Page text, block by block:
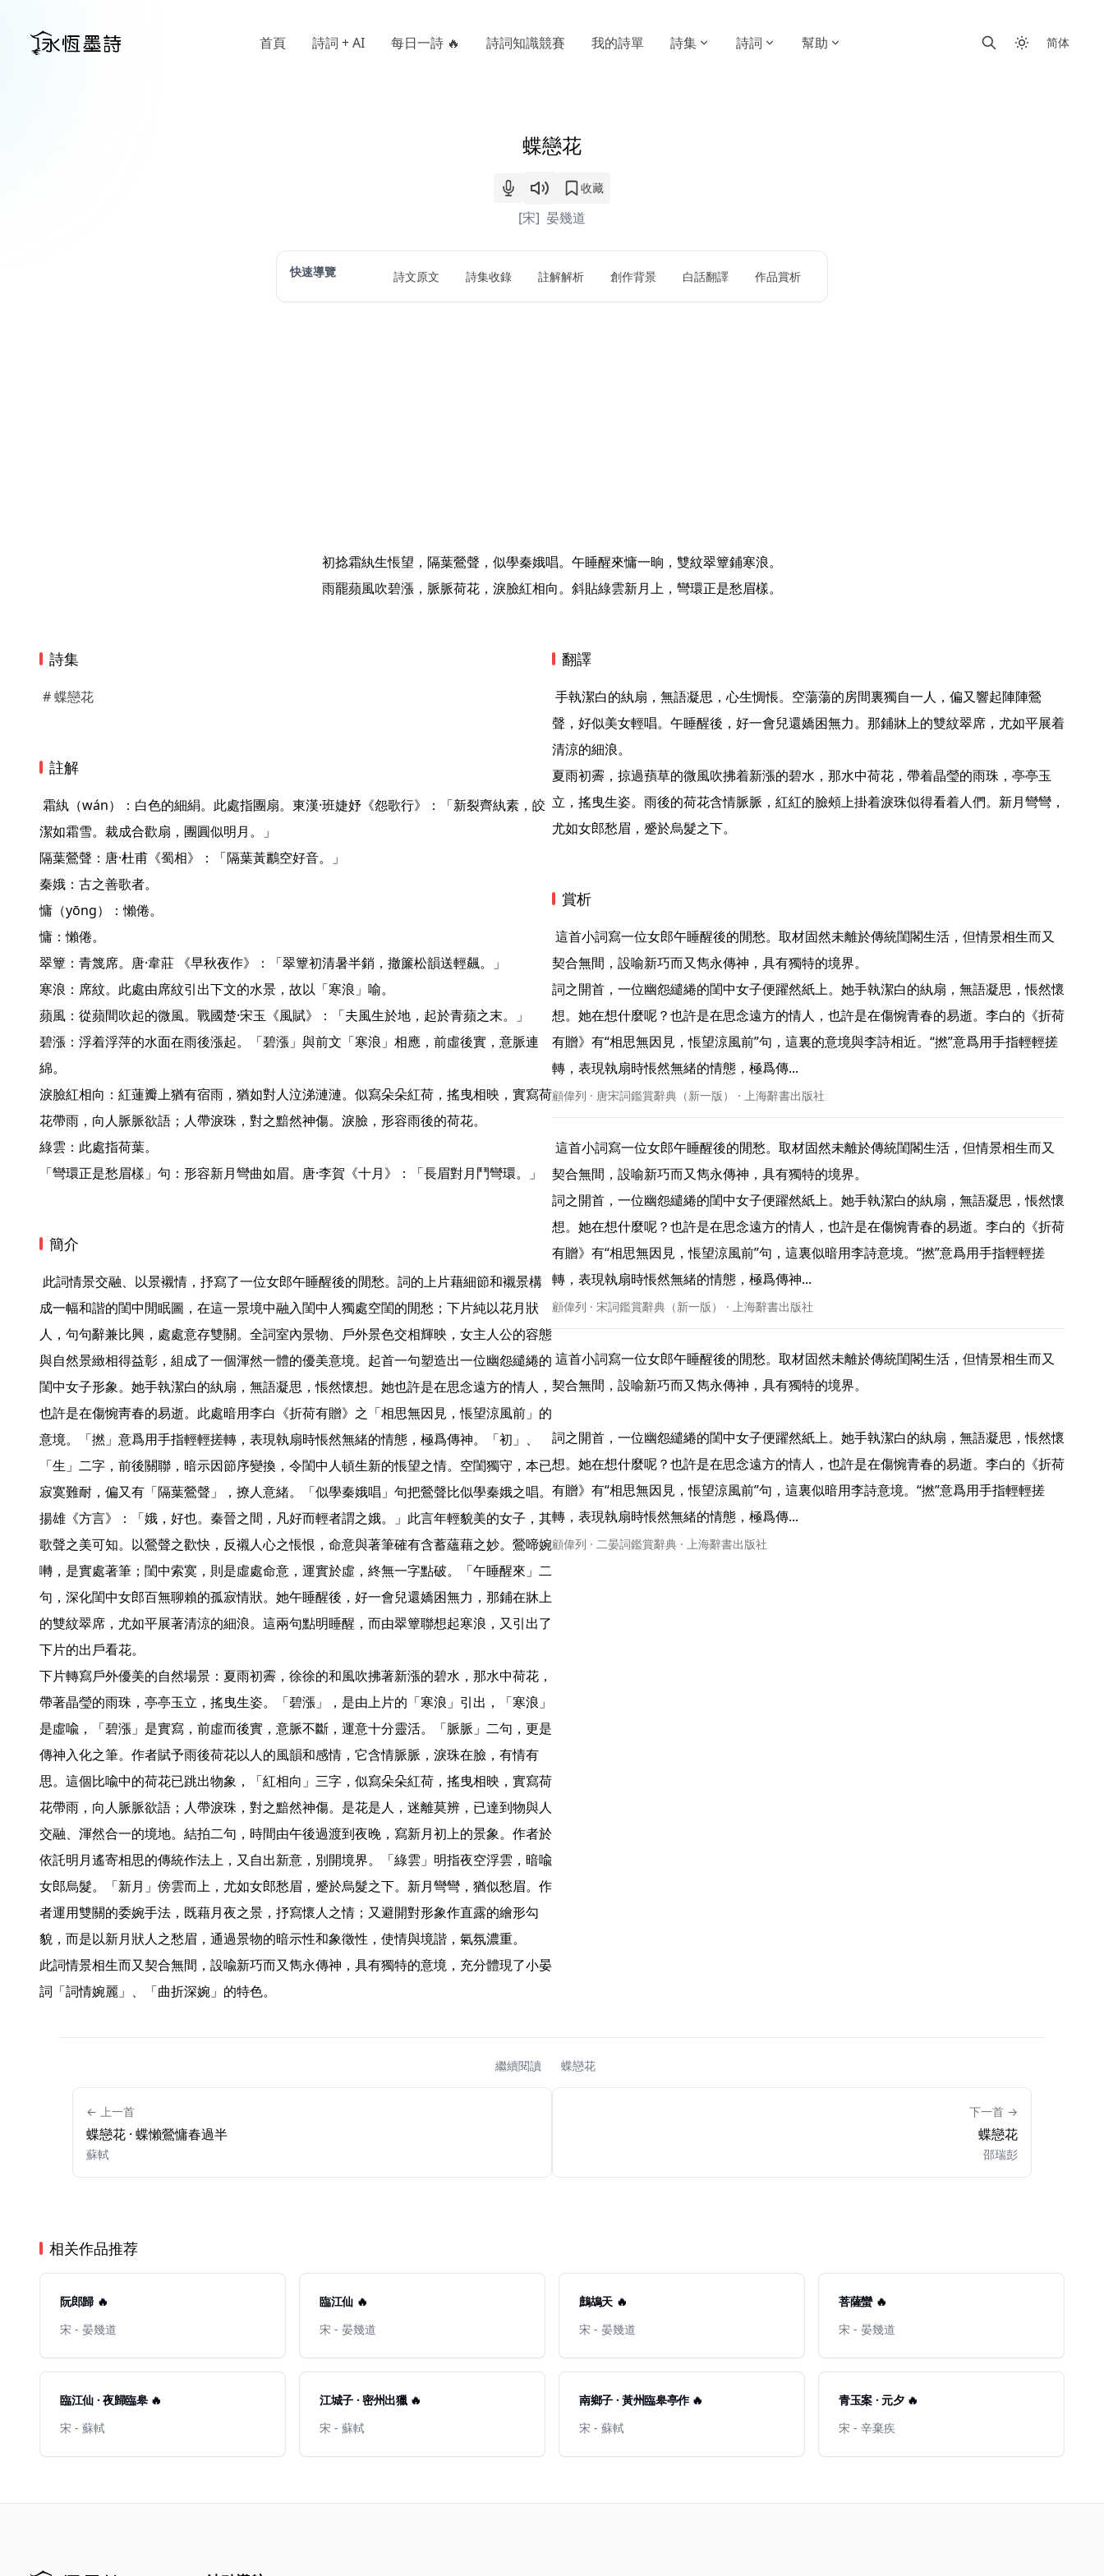
首頁 詩詞 + AI 每日一詩 🔥 詩詞知識競賽 我的詩單 詩集 詩詞 幫助 简体
蝶戀花
收藏
[宋] 晏幾道
快速導覽 詩文原文 詩集收錄 註解解析 創作背景 白話翻譯 作品賞析
初捻霜紈生悵望，隔葉鶯聲，似學秦娥唱。午睡醒來慵一晌，雙紋翠簟鋪寒浪。
雨罷蘋風吹碧漲，脈脈荷花，淚臉紅相向。斜貼綠雲新月上，彎環正是愁眉樣。
詩集
# 蝶戀花
註解
潔如霜雪。裁成合歡扇，團圓似明月。」
隔葉鶯聲：唐·杜甫《蜀相》：「隔葉黃鸝空好音。」
秦娥：古之善歌者。
慵（yōng）：懶倦。
慵：懶倦。
翠簟：青篾席。唐·韋莊 《早秋夜作》：「翠簟初清暑半銷，撤簾松韻送輕飆。」
寒浪：席紋。此處由席紋引出下文的水景，故以「寒浪」喻。
蘋風：從蘋間吹起的微風。戰國楚·宋玉《風賦》：「夫風生於地，起於青蘋之末。」
碧漲：浮着浮萍的水面在雨後漲起。「碧漲」與前文「寒浪」相應，前虛後實，意脈連
綿。
淚臉紅相向：紅蓮瓣上猶有宿雨，猶如對人泣涕漣漣。似寫朵朵紅荷，搖曳相映，實寫荷
花帶雨，向人脈脈欲語；人帶淚珠，對之黯然神傷。淚臉，形容雨後的荷花。
綠雲：此處指荷葉。
「彎環正是愁眉樣」句：形容新月彎曲如眉。唐·李賀《十月》：「長眉對月鬥彎環。」
簡介
成一幅和諧的閨中閒眠圖，在這一景境中融入閨中人獨處空閨的閒愁；下片純以花月狀
人，句句辭兼比興，處處意存雙關。全詞室內景物、戶外景色交相輝映，女主人公的容態
與自然景緻相得益彰，組成了一個渾然一體的優美意境。起首一句塑造出一位幽怨繾綣的
閨中女子形象。她手執潔白的紈扇，無語凝思，悵然懷想。她也許是在思念遠方的情人，
也許是在傷惋靑春的易逝。此處暗用李白《折荷有贈》之「相思無因見，悵望涼風前」的
意境。「撚」意爲用手指輕輕搓轉，表現執扇時悵然無緒的情態，極爲傳神。「初」、
「生」二字，前後關聯，暗示因節序變換，令閨中人頓生新的悵望之情。空閨獨守，本已
寂寞難耐，偏又有「隔葉鶯聲」，撩人意緒。「似學秦娥唱」句把鶯聲比似學秦娥之唱。
揚雄《方言》：「娥，好也。秦晉之間，凡好而輕者謂之娥。」此言年輕貌美的女子，其
歌聲之美可知。以鶯聲之歡快，反襯人心之悵恨，命意與著筆確有含蓄蘊藉之妙。鶯啼婉
囀，是實處著筆；閨中索寞，則是虛處命意，運實於虛，終無一字點破。「午睡醒來」二
句，深化閨中女郎百無聊賴的孤寂情狀。她午睡醒後，好一會兒還嬌困無力，那鋪在牀上
的雙紋翠席，尤如平展著清涼的細浪。這兩句點明睡醒，而由翠簟聯想起寒浪，又引出了
下片的出戶看花。
下片轉寫戶外優美的自然場景：夏雨初霽，徐徐的和風吹拂著新漲的碧水，那水中荷花，
帶著晶瑩的雨珠，亭亭玉立，搖曳生姿。「碧漲」，是由上片的「寒浪」引出，「寒浪」
是虛喩，「碧漲」是實寫，前虛而後實，意脈不斷，運意十分靈活。「脈脈」二句，更是
傳神入化之筆。作者賦予雨後荷花以人的風韻和感情，它含情脈脈，淚珠在臉，有情有
思。這個比喩中的荷花已跳出物象，「紅相向」三字，似寫朵朵紅荷，搖曳相映，實寫荷
花帶雨，向人脈脈欲語；人帶淚珠，對之黯然神傷。是花是人，迷離莫辨，已達到物與人
交融、渾然合一的境地。結拍二句，時間由午後過渡到夜晚，寫新月初上的景象。作者於
依託明月遙寄相思的傳統作法上，又自出新意，別開境界。「綠雲」明指夜空浮雲，暗喩
女郎烏髮。「新月」傍雲而上，尤如女郎愁眉，蹙於烏髮之下。新月彎彎，猶似愁眉。作
者運用雙關的委婉手法，既藉月夜之景，抒寫懷人之情；又避開對形象作直露的繪形勾
貌，而是以新月狀人之愁眉，通過景物的暗示性和象徵性，使情與境諧，氣氛濃重。
此詞情景相生而又契合無間，設喩新巧而又雋永傳神，具有獨特的意境，充分體現了小晏
詞「詞情婉麗」、「曲折深婉」的特色。
翻譯
聲，好似美女輕唱。午睡醒後，好一會兒還嬌困無力。那鋪牀上的雙紋翠席，尤如平展着
清涼的細浪。
夏雨初霽，掠過蕷草的微風吹拂着新漲的碧水，那水中荷花，帶着晶瑩的雨珠，亭亭玉
立，搖曳生姿。雨後的荷花含情脈脈，紅紅的臉頰上掛着淚珠似得看着人們。新月彎彎，
尤如女郎愁眉，蹙於烏髮之下。
賞析
契合無間，設喻新巧而又雋永傳神，具有獨特的境界。
詞之開首，一位幽怨繾綣的閨中女子便躍然紙上。她手執潔白的紈扇，無語凝思，悵然懷
想。她在想什麼呢？也許是在思念遠方的情人，也許是在傷惋青春的易逝。李白的《折荷
有贈》有“相思無因見，悵望涼風前”句，這裏的意境與李詩相近。“撚”意爲用手指輕輕搓
轉，表現執扇時悵然無緒的情態，極爲傳...
顧偉列 · 唐宋詞鑑賞辭典（新一版） · 上海辭書出版社
契合無間，設喻新巧而又雋永傳神，具有獨特的境界。
詞之開首，一位幽怨繾綣的閨中女子便躍然紙上。她手執潔白的紈扇，無語凝思，悵然懷
想。她在想什麼呢？也許是在思念遠方的情人，也許是在傷惋青春的易逝。李白的《折荷
有贈》有“相思無因見，悵望涼風前”句，這裏似暗用李詩意境。“撚”意爲用手指輕輕搓
轉，表現執扇時悵然無緒的情態，極爲傳神...
顧偉列 · 宋詞鑑賞辭典（新一版） · 上海辭書出版社
契合無間，設喻新巧而又雋永傳神，具有獨特的境界。
詞之開首，一位幽怨繾綣的閨中女子便躍然紙上。她手執潔白的紈扇，無語凝思，悵然懷
想。她在想什麼呢？也許是在思念遠方的情人，也許是在傷惋青春的易逝。李白的《折荷
有贈》有“相思無因見，悵望涼風前”句，這裏似暗用李詩意境。“撚”意爲用手指輕輕搓
轉，表現執扇時悵然無緒的情態，極爲傳...
顧偉列 · 二晏詞鑑賞辭典 · 上海辭書出版社
繼續閱讀 蝶戀花
← 上一首
蝶戀花 · 蝶懶鶯慵春過半
蘇軾
下一首 →
蝶戀花
邵瑞彭
相关作品推荐
阮郎歸 🔥
宋 - 晏幾道
臨江仙 🔥
宋 - 晏幾道
鷓鴣天 🔥
宋 - 晏幾道
菩薩蠻 🔥
宋 - 晏幾道
臨江仙 · 夜歸臨皋 🔥
宋 - 蘇軾
江城子 · 密州出獵 🔥
宋 - 蘇軾
南鄉子 · 黃州臨皋亭作 🔥
宋 - 蘇軾
青玉案 · 元夕 🔥
宋 - 辛棄疾